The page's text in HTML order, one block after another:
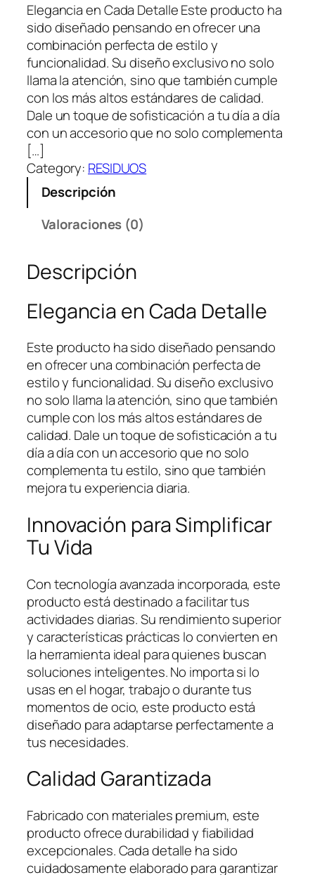
Elegancia en Cada Detalle Este producto ha
sido diseñado pensando en ofrecer una
combinación perfecta de estilo y
funcionalidad. Su diseño exclusivo no solo
llama la atención, sino que también cumple
con los más altos estándares de calidad.
Dale un toque de sofisticación a tu día a día
con un accesorio que no solo complementa
[…]
Category: RESIDUOS
Descripción
Valoraciones (0)
Descripción
Elegancia en Cada Detalle
Este producto ha sido diseñado pensando
en ofrecer una combinación perfecta de
estilo y funcionalidad. Su diseño exclusivo
no solo llama la atención, sino que también
cumple con los más altos estándares de
calidad. Dale un toque de sofisticación a tu
día a día con un accesorio que no solo
complementa tu estilo, sino que también
mejora tu experiencia diaria.
Innovación para Simplificar
Tu Vida
Con tecnología avanzada incorporada, este
producto está destinado a facilitar tus
actividades diarias. Su rendimiento superior
y características prácticas lo convierten en
la herramienta ideal para quienes buscan
soluciones inteligentes. No importa si lo
usas en el hogar, trabajo o durante tus
momentos de ocio, este producto está
diseñado para adaptarse perfectamente a
tus necesidades.
Calidad Garantizada
Fabricado con materiales premium, este
producto ofrece durabilidad y fiabilidad
excepcionales. Cada detalle ha sido
cuidadosamente elaborado para garantizar